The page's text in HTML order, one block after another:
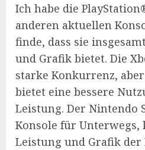
Ich habe die
anderen aktuellen
finde, dass sie
und Grafik bietet. Die
starke Konkurrenz,
bietet eine bessere
Leistung. Der Nintendo
Konsole für
Leistung und Grafik